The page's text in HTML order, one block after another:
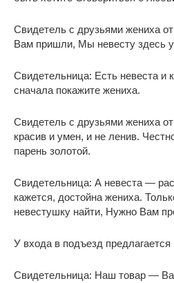
Свидетель с друзьями жениха
Вам пришли, Мы невесту здесь
Свидетельница: Есть невеста и
сначала покажите жениха.
Свидетель с друзьями жениха
красив и умен, и не ленив.
парень золотой.
Свидетельница: А невеста —
кажется, достойна жениха.
невестушку найти, Нужно Вам
У входа в подъезд
Свидетельница: Наш товар —